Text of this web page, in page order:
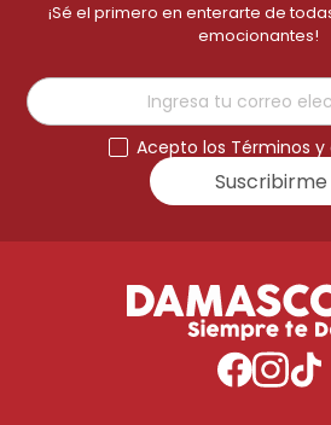
¡Sé el primero en enterarte de
emocionantes!
Acepto los Términos
Suscribirme